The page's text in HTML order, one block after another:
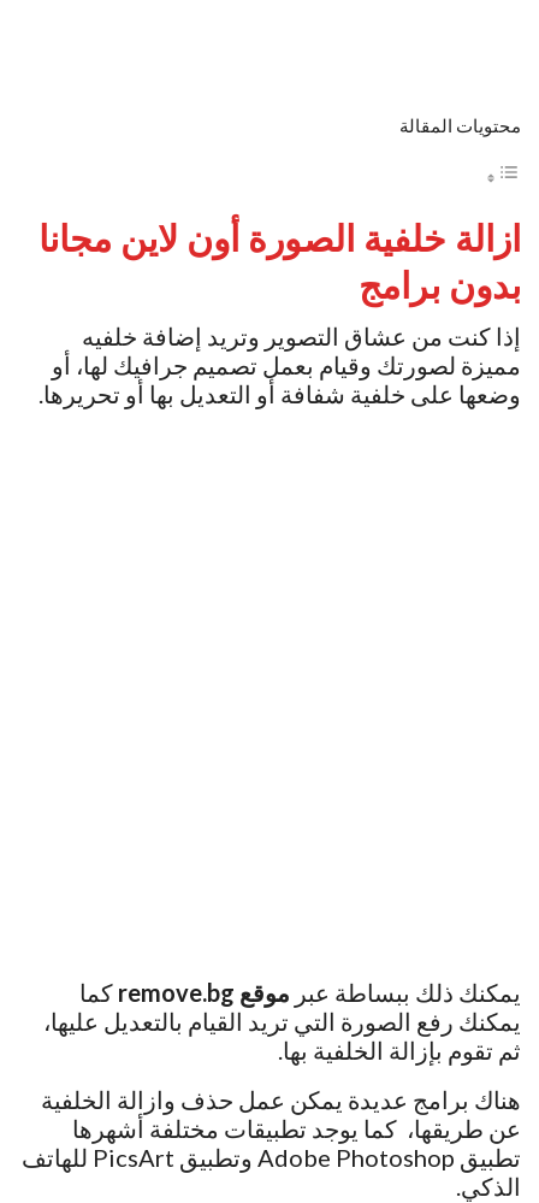
محتويات المقالة
ازالة خلفية الصورة أون لاين مجانا
بدون برامج
إذا كنت من عشاق التصوير وتريد إضافة خلفيه
مميزة لصورتك وقيام بعمل تصميم جرافيك لها، أو
وضعها على خلفية شفافة أو التعديل بها أو تحريرها.
يمكنك ذلك ببساطة عبر موقع remove.bg
كما
يمكنك رفع الصورة التي تريد القيام بالتعديل عليها،
ثم تقوم بإزالة الخلفية بها.
هناك برامج عديدة يمكن عمل حذف وازالة الخلفية
عن طريقها، كما يوجد تطبيقات مختلفة أشهرها
تطبيق Adobe Photoshop وتطبيق PicsArt للهاتف
الذكي.